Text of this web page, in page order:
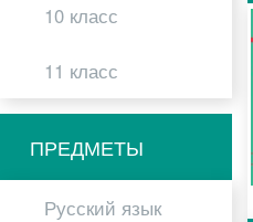
10 класс
11 класс
ПРЕДМЕТЫ
Русский язык